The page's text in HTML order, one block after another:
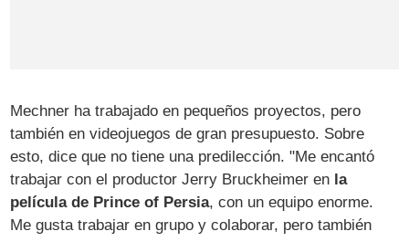
Mechner ha trabajado en pequeños proyectos, pero
también en videojuegos de gran presupuesto. Sobre
esto, dice que no tiene una predilección. "Me encantó
trabajar con el productor Jerry Bruckheimer en la
película de Prince of Persia, con un equipo enorme.
Me gusta trabajar en grupo y colaborar, pero también